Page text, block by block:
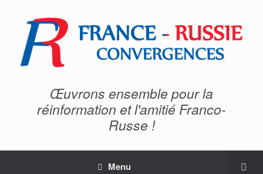
Œuvrons ensemble pour la
réinformation et l'amitié Franco-
Russe !
Menu